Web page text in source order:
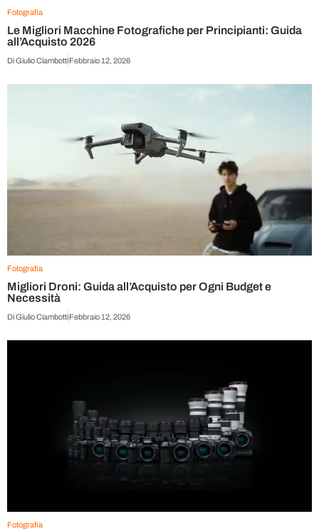
Fotografia
Le Migliori Macchine Fotografiche per Principianti: Guida
all’Acquisto 2026
DiGiulio CiambottiFebbraio 12, 2026
Fotografia
Migliori Droni: Guida all’Acquisto per Ogni Budget e
Necessità
DiGiulio CiambottiFebbraio 12, 2026
Fotografia